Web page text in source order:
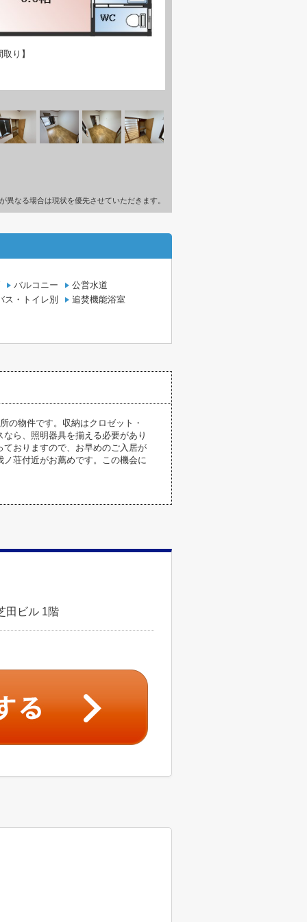
り】
なる場合は現状を優先させていただきます。
バルコニー
公営水道
ス・トイレ別
追焚機能浴室
の物件です。収納はクロゼット・
ら、照明器具を揃える必要があり
おりますので、お早めのご入居が
荘付近がお薦めです。この機会に
田ビル 1階